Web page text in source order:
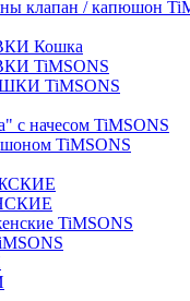
клапан / капюшон
Кошка
TiMSONS
TiMSONS
с начесом TiMSONS
TiMSONS
TiMSONS